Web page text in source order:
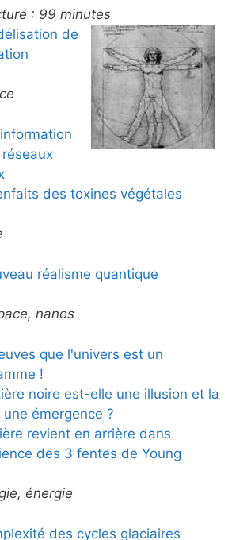
: 99 minutes
de
des toxines végétales
réalisme quantique
nanos
que l'univers est un
!
noire est-elle une illusion et la
émergence ?
revient en arrière dans
des 3 fentes de Young
énergie
des cycles glaciaires